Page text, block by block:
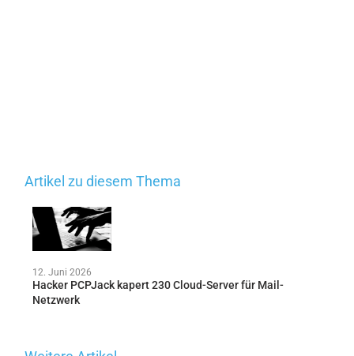
Artikel zu diesem Thema
12. Juni 2026
Hacker PCPJack kapert 230 Cloud-Server für Mail-
Netzwerk